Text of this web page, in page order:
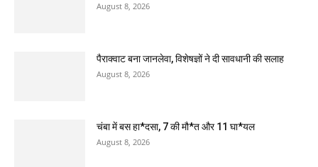
August 8, 2026
पैराक्वाट बना जानलेवा, विशेषज्ञों ने दी सावधानी की सलाह
August 8, 2026
चंबा में बस हा*दसा, 7 की मौ*त और 11 घा*यल
August 8, 2026